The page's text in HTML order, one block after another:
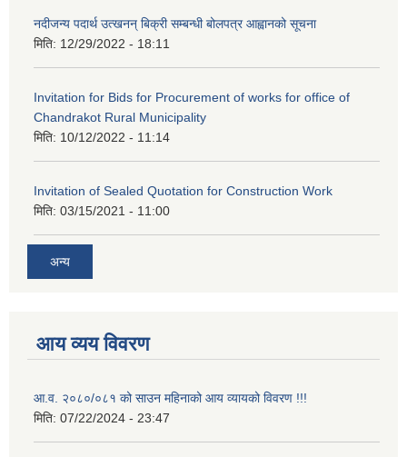
नदीजन्य पदार्थ उत्खनन् बिक्री सम्बन्धी बोलपत्र आह्वानको सूचना
मिति: 12/29/2022 - 18:11
Invitation for Bids for Procurement of works for office of
Chandrakot Rural Municipality
मिति: 10/12/2022 - 11:14
Invitation of Sealed Quotation for Construction Work
मिति: 03/15/2021 - 11:00
अन्य
आय व्यय विवरण
आ.व. २०८०/०८१ को साउन महिनाको आय व्यायको विवरण !!!
मिति: 07/22/2024 - 23:47